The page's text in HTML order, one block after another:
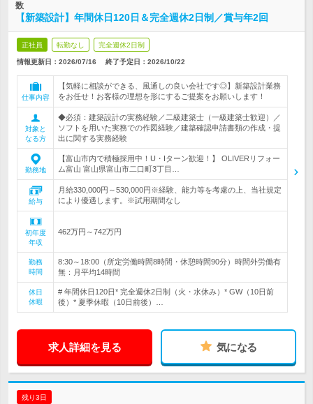
数
【新築設計】年間休日120日＆完全週休2日制／賞与年2回
正社員 転勤なし 完全週休2日制
情報更新日：2026/07/16 終了予定日： 2026/10/22
仕事内容
【気軽に相談ができる、風通しの良い会社です◎】新築設計業務
をお任せ！お客様の理想を形にするご提案をお願いします！
対象と
なる方
◆必須：建築設計の実務経験／二級建築士（一級建築士歓迎）／
ソフトを用いた実務での作図経験／建築確認申請書類の作成・提
出に関する実務経験
勤務地
【富山市内で積極採用中！U・Iターン歓迎！】 OLIVERリフォー
ム富山 富山県富山市二口町3丁目…
給与
月給330,000円～530,000円※経験、能力等を考慮の上、当社規定
により優遇します。※試用期間なし
初年度
年収
462万円～742万円
勤務
時間
8:30～18:00（所定労働時間8時間・休憩時間90分）時間外労働有
無：月平均14時間
休日
休暇
# 年間休日120日* 完全週休2日制（火・水休み）* GW（10日前
後）* 夏季休暇（10日前後）…
求人詳細を見る 気になる
残り3日